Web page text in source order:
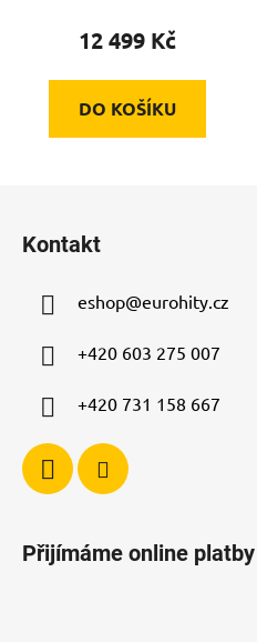
12 499 Kč
DO KOŠÍKU
Kontakt
eshop@eurohity.cz
+420 603 275 007
+420 731 158 667
Přijímáme online platby